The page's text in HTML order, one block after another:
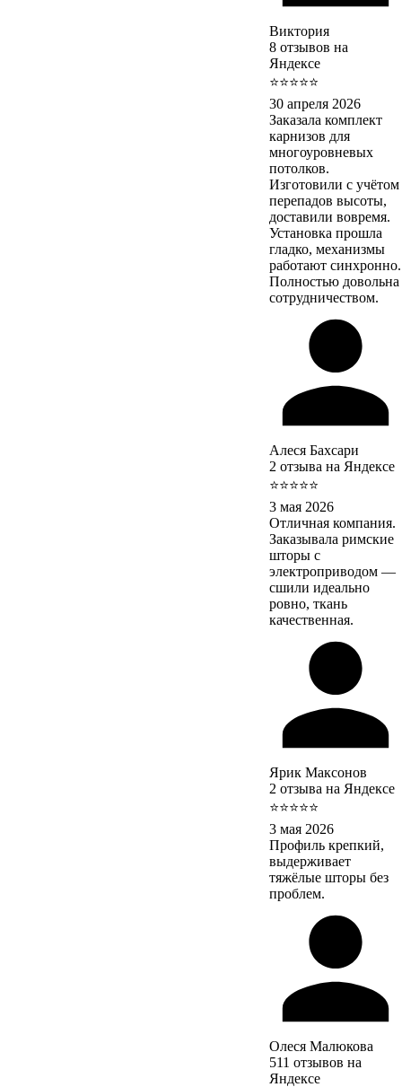
Виктория
8 отзывов на
Яндексе
⭐⭐⭐⭐⭐
30 апреля 2026
Заказала комплект
карнизов для
многоуровневых
потолков.
Изготовили с учётом
перепадов высоты,
доставили вовремя.
Установка прошла
гладко, механизмы
работают синхронно.
Полностью довольна
сотрудничеством.
Алеся Бахсари
2 отзыва на Яндексе
⭐⭐⭐⭐⭐
3 мая 2026
Отличная компания.
Заказывала римские
шторы с
электроприводом —
сшили идеально
ровно, ткань
качественная.
Ярик Максонов
2 отзыва на Яндексе
⭐⭐⭐⭐⭐
3 мая 2026
Профиль крепкий,
выдерживает
тяжёлые шторы без
проблем.
Олеся Малюкова
511 отзывов на
Яндексе